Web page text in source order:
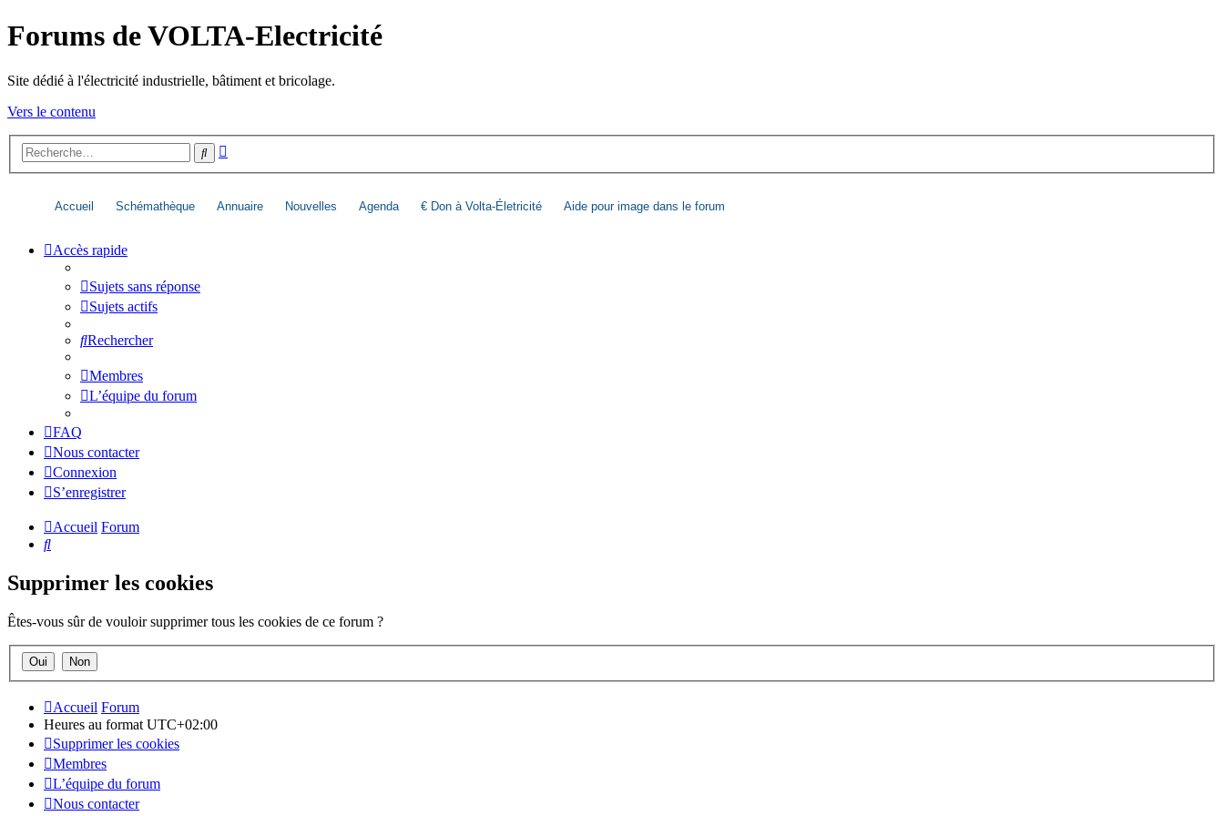
Forums de VOLTA-Electricité
Site dédié à l'électricité industrielle, bâtiment et bricolage.
Vers le contenu
Rechercher
Accueil Schémathèque Annuaire Nouvelles Agenda € Don à Volta-Életricité Aide pour image dans le forum
Accès rapide
Sujets sans réponse
Sujets actifs
Rechercher
Membres
L’équipe du forum
FAQ
Nous contacter
Connexion
S’enregistrer
Accueil Forum
Rechercher
Supprimer les cookies
Êtes-vous sûr de vouloir supprimer tous les cookies de ce forum ?
Accueil Forum
Heures au format UTC+02:00
Supprimer les cookies
Membres
L’équipe du forum
Nous contacter